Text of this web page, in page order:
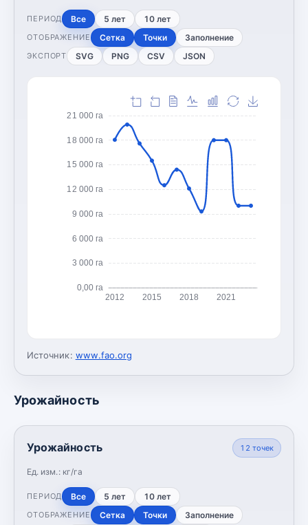
ПЕРИОД Все 5 лет 10 лет
ОТОБРАЖЕНИЕ Сетка Точки Заполнение
ЭКСПОРТ SVG PNG CSV JSON
0,00 га
3 000 га
6 000 га
9 000 га
12 000 га
15 000 га
18 000 га
21 000 га
2012 2015 2018 2021
Источник: www.fao.org
Урожайность
Урожайность
Ед. изм.: кг/га
12 точек
ПЕРИОД Все 5 лет 10 лет
ОТОБРАЖЕНИЕ Сетка Точки Заполнение